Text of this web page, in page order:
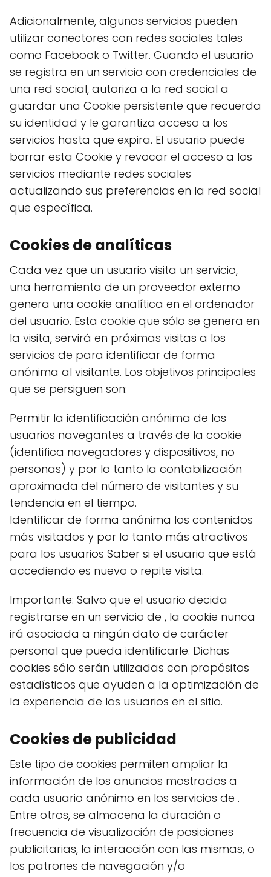
Adicionalmente, algunos servicios pueden
utilizar conectores con redes sociales tales
como Facebook o Twitter. Cuando el usuario
se registra en un servicio con credenciales de
una red social, autoriza a la red social a
guardar una Cookie persistente que recuerda
su identidad y le garantiza acceso a los
servicios hasta que expira. El usuario puede
borrar esta Cookie y revocar el acceso a los
servicios mediante redes sociales
actualizando sus preferencias en la red social
que específica.
Cookies de analíticas
Cada vez que un usuario visita un servicio,
una herramienta de un proveedor externo
genera una cookie analítica en el ordenador
del usuario. Esta cookie que sólo se genera en
la visita, servirá en próximas visitas a los
servicios de para identificar de forma
anónima al visitante. Los objetivos principales
que se persiguen son:
Permitir la identificación anónima de los
usuarios navegantes a través de la cookie
(identifica navegadores y dispositivos, no
personas) y por lo tanto la contabilización
aproximada del número de visitantes y su
tendencia en el tiempo.
Identificar de forma anónima los contenidos
más visitados y por lo tanto más atractivos
para los usuarios Saber si el usuario que está
accediendo es nuevo o repite visita.
Importante: Salvo que el usuario decida
registrarse en un servicio de , la cookie nunca
irá asociada a ningún dato de carácter
personal que pueda identificarle. Dichas
cookies sólo serán utilizadas con propósitos
estadísticos que ayuden a la optimización de
la experiencia de los usuarios en el sitio.
Cookies de publicidad
Este tipo de cookies permiten ampliar la
información de los anuncios mostrados a
cada usuario anónimo en los servicios de .
Entre otros, se almacena la duración o
frecuencia de visualización de posiciones
publicitarias, la interacción con las mismas, o
los patrones de navegación y/o